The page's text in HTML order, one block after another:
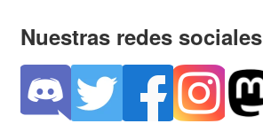
Nuestras redes sociales